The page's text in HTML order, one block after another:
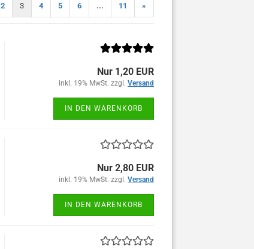
2 3 4 5 6 ... 11 »
Nur 1,20 EUR
inkl. 19% MwSt. zzgl. Versand
IN DEN WARENKORB
Nur 2,80 EUR
inkl. 19% MwSt. zzgl. Versand
IN DEN WARENKORB